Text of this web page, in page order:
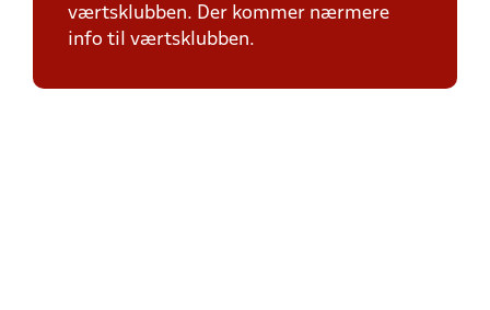
værtsklubben. Der kommer nærmere
info til værtsklubben.